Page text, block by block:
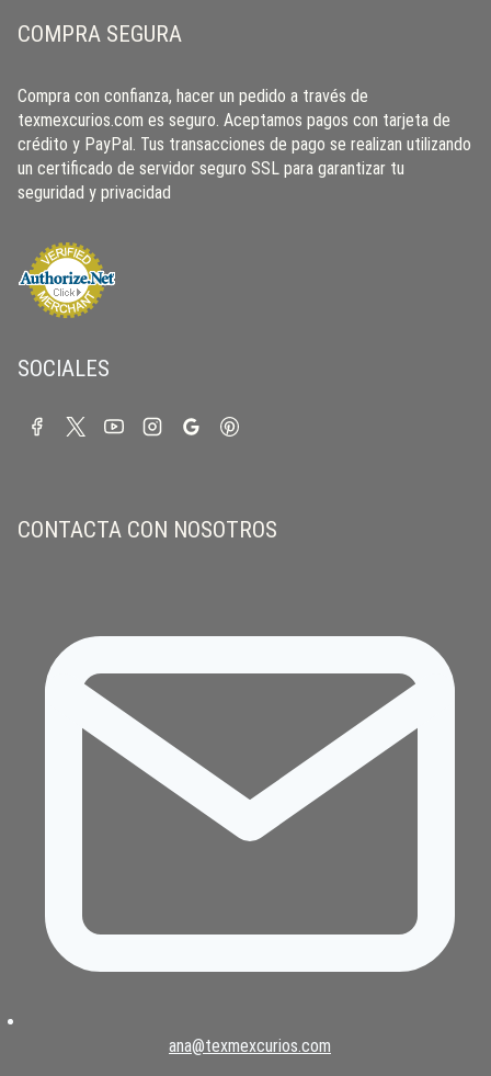
COMPRA SEGURA
Compra con confianza, hacer un pedido a través de
texmexcurios.com es seguro. Aceptamos pagos con tarjeta de
crédito y PayPal. Tus transacciones de pago se realizan utilizando
un certificado de servidor seguro SSL para garantizar tu
seguridad y privacidad
SOCIALES
CONTACTA CON NOSOTROS
ana@texmexcurios.com